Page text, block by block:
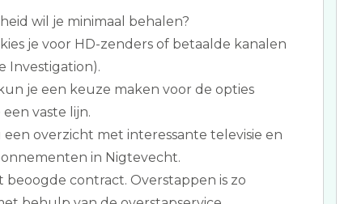
wil je minimaal behalen?
je voor HD-zenders of betaalde kanalen
Investigation).
je een keuze maken voor de opties
vaste lijn.
overzicht met interessante televisie en
in Nigtevecht.
beoogde contract. Overstappen is zo